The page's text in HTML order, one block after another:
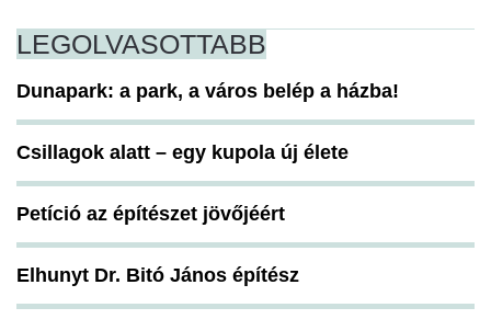
LEGOLVASOTTABB
Dunapark: a park, a város belép a házba!
Csillagok alatt – egy kupola új élete
Petíció az építészet jövőjéért
Elhunyt Dr. Bitó János építész